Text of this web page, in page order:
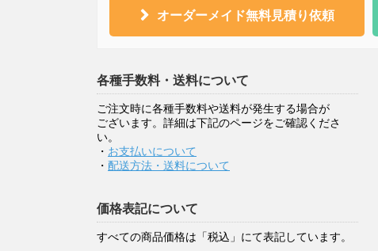
オーダーメイド無料見積り依頼
各種手数料・送料について
ご注文時に各種手数料や送料が発生する場合が
ございます。詳細は下記のページをご確認くださ
い。
・ お支払いについて
・ 配送方法・送料について
価格表記について
すべての商品価格は「税込」にて表記しています。